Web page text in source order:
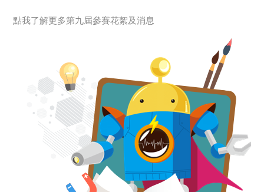
點我了解更多第九屆參賽花絮及消息